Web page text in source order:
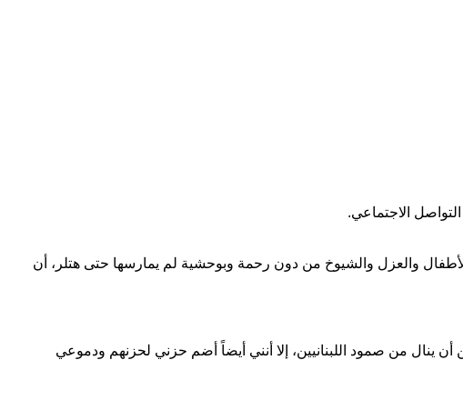
الاجتماعي.
والعزل والشيوخ من دون رحمة وبوحشية لم يمارسها حتى هتلر، أن
أن ينال من صمود اللبنانيين، إلا أنني أيضاً أضم حزني لحزنهم ودموعي